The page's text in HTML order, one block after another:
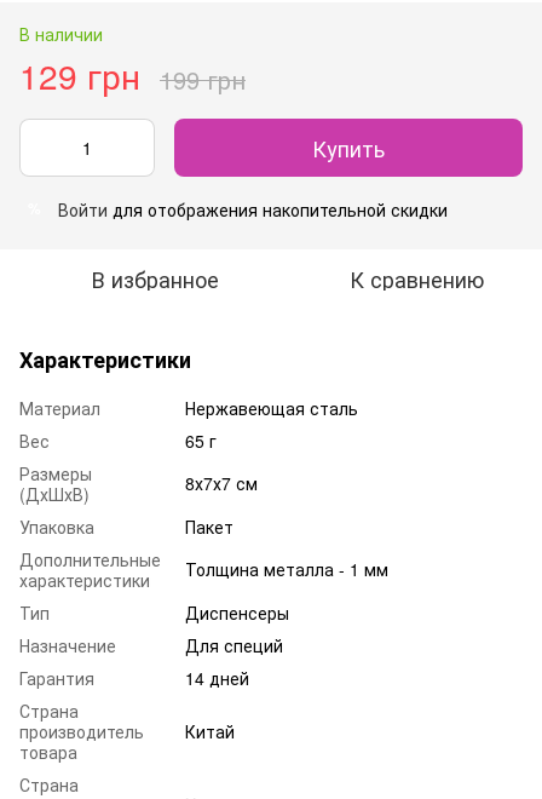
В наличии
129 грн 199 грн
Купить
Войти для отображения накопительной скидки
В избранное К сравнению
Характеристики
Материал
Нержавеющая сталь
Вес
65 г
Размеры
(ДхШхВ)
8х7х7 см
Упаковка
Пакет
Дополнительные
характеристики
Толщина металла - 1 мм
Тип
Диспенсеры
Назначение
Для специй
Гарантия
14 дней
Страна
производитель
товара
Китай
Страна